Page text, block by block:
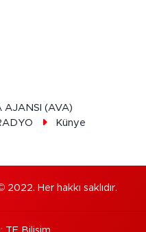
AJANSI (AVA)
Künye
Her hakkı saklıdır.